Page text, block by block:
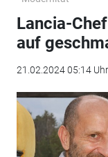
Lancia-
auf
21.02.2024 05:14